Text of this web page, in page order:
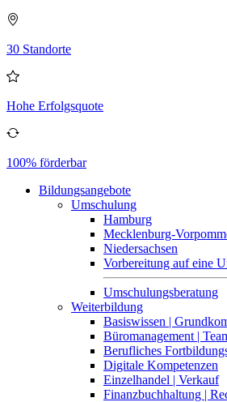
30 Standorte
Hohe Erfolgsquote
100% förderbar
Bildungsangebote
Umschulung
Hamburg
Mecklenburg-
Niedersachsen
Vorbereitung auf eine
Umschulungsberatung
Weiterbildung
Basiswissen |
Büromanagement |
Berufliches
Digitale Kompetenzen
Einzelhandel | Verkauf
Finanzbuchhaltung |